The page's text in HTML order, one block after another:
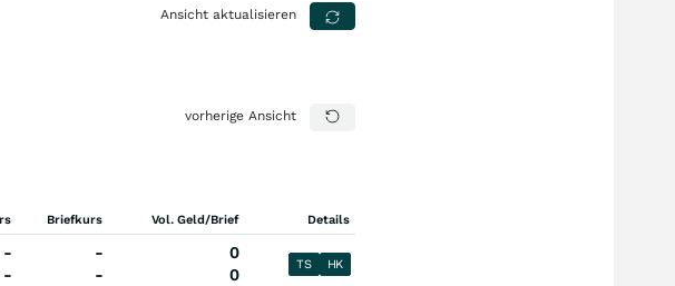
Ansicht aktualisieren
vorherige Ansicht
Briefkurs Vol. Geld/Brief Details
-
-
-
-
0
0
TS HK